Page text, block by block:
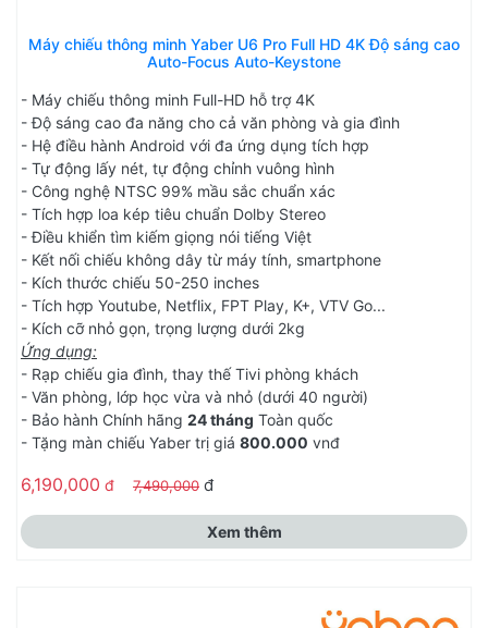
Máy chiếu thông minh Yaber U6 Pro Full HD 4K Độ sáng cao
Auto-Focus Auto-Keystone
- Máy chiếu thông minh Full-HD hỗ trợ 4K
- Độ sáng cao đa năng cho cả văn phòng và gia đình
- Hệ điều hành Android với đa ứng dụng tích hợp
- Tự động lấy nét, tự động chỉnh vuông hình
- Công nghệ NTSC 99% mầu sắc chuẩn xác
- Tích hợp loa kép tiêu chuẩn Dolby Stereo
- Điều khiển tìm kiếm giọng nói tiếng Việt
- Kết nối chiếu không dây từ máy tính, smartphone
- Kích thước chiếu 50-250 inches
- Tích hợp Youtube, Netflix, FPT Play, K+, VTV Go...
- Kích cỡ nhỏ gọn, trọng lượng dưới 2kg
Ứng dụng:
- Rạp chiếu gia đình, thay thế Tivi phòng khách
- Văn phòng, lớp học vừa và nhỏ (dưới 40 người)
- Bảo hành Chính hãng 24 tháng Toàn quốc
- Tặng màn chiếu Yaber trị giá 800.000 vnđ
6,190,000 đ 7,490,000 đ
Xem thêm